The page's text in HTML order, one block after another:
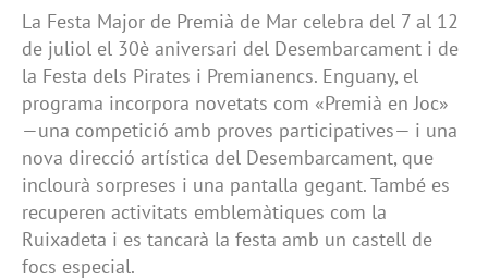
La Festa Major de Premià de Mar celebra del 7 al 12
de juliol el 30è aniversari del Desembarcament i de
la Festa dels Pirates i Premianencs. Enguany, el
programa incorpora novetats com «Premià en Joc»
—una competició amb proves participatives— i una
nova direcció artística del Desembarcament, que
inclourà sorpreses i una pantalla gegant. També es
recuperen activitats emblemàtiques com la
Ruixadeta i es tancarà la festa amb un castell de
focs especial.